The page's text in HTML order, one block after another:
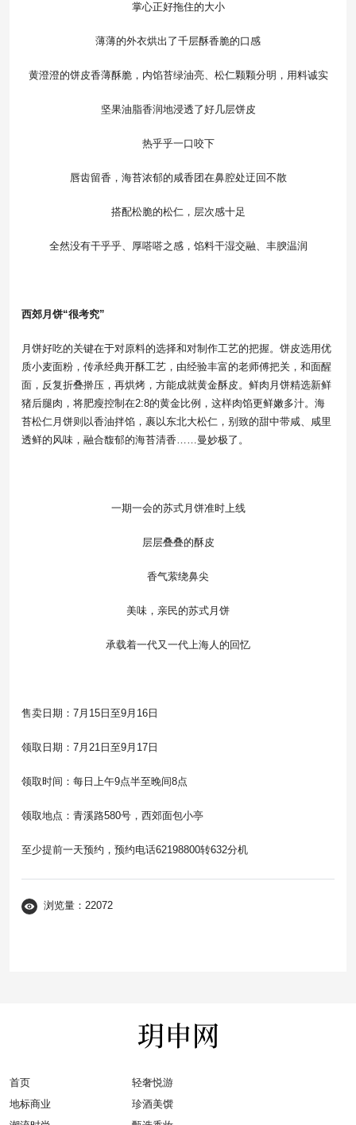
掌心正好拖住的大小
薄薄的外衣烘出了千层酥香脆的口感
黄澄澄的饼皮香薄酥脆，内馅苔绿油亮、松仁颗颗分明，用料诚实
坚果油脂香润地浸透了好几层饼皮
热乎乎一口咬下
唇齿留香，海苔浓郁的咸香团在鼻腔处迂回不散
搭配松脆的松仁，层次感十足
全然没有干乎乎、厚嗒嗒之感，馅料干湿交融、丰腴温润
西郊月饼“很考究”
月饼好吃的关键在于对原料的选择和对制作工艺的把握。饼皮选用优
质小麦面粉，传承经典开酥工艺，由经验丰富的老师傅把关，和面醒
面，反复折叠擀压，再烘烤，方能成就黄金酥皮。鲜肉月饼精选新鲜
猪后腿肉，将肥瘦控制在2:8的黄金比例，这样肉馅更鲜嫩多汁。海
苔松仁月饼则以香油拌馅，裹以东北大松仁，别致的甜中带咸、咸里
透鲜的风味，融合馥郁的海苔清香……曼妙极了。
一期一会的苏式月饼准时上线
层层叠叠的酥皮
香气萦绕鼻尖
美味，亲民的苏式月饼
承载着一代又一代上海人的回忆
售卖日期：7月15日至9月16日
领取日期：7月21日至9月17日
领取时间：每日上午9点半至晚间8点
领取地点：青溪路580号，西郊面包小亭
至少提前一天预约，预约电话62198800转632分机
浏览量：22072
首页
轻奢悦游
地标商业
珍酒美馔